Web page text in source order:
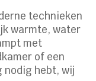
technieken
warmte, water
met
of een
nodig hebt, wij